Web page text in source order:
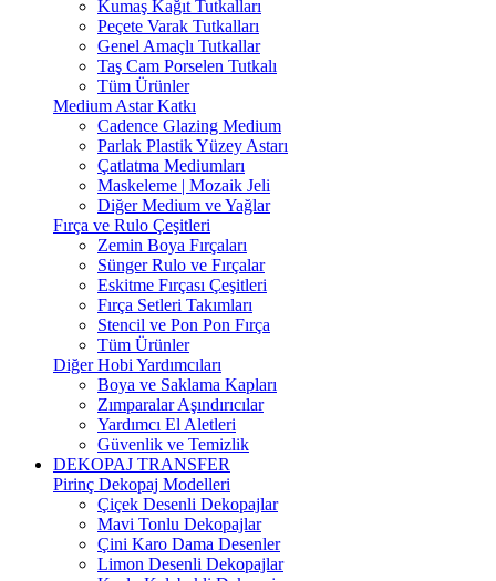
Kumaş Kağıt Tutkalları
Peçete Varak Tutkalları
Genel Amaçlı Tutkallar
Taş Cam Porselen Tutkalı
Tüm Ürünler
Medium Astar Katkı
Cadence Glazing Medium
Parlak Plastik Yüzey Astarı
Çatlatma Mediumları
Maskeleme | Mozaik Jeli
Diğer Medium ve Yağlar
Fırça ve Rulo Çeşitleri
Zemin Boya Fırçaları
Sünger Rulo ve Fırçalar
Eskitme Fırçası Çeşitleri
Fırça Setleri Takımları
Stencil ve Pon Pon Fırça
Tüm Ürünler
Diğer Hobi Yardımcıları
Boya ve Saklama Kapları
Zımparalar Aşındırıcılar
Yardımcı El Aletleri
Güvenlik ve Temizlik
DEKOPAJ TRANSFER
Pirinç Dekopaj Modelleri
Çiçek Desenli Dekopajlar
Mavi Tonlu Dekopajlar
Çini Karo Dama Desenler
Limon Desenli Dekopajlar